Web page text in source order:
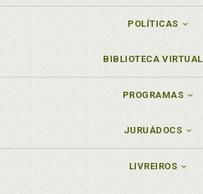
POLÍTICAS
BIBLIOTECA VIRTUAL
PROGRAMAS
JURUÁDOCS
LIVREIROS